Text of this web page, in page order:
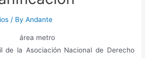
/ ByAndante
de la Asociación Nacional de Derecho